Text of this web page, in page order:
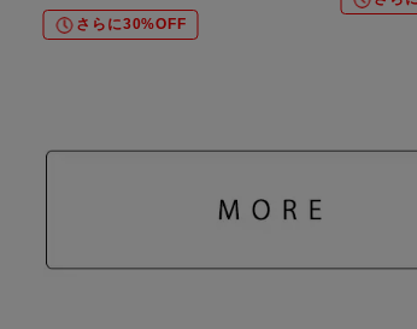
さらに30%OFF